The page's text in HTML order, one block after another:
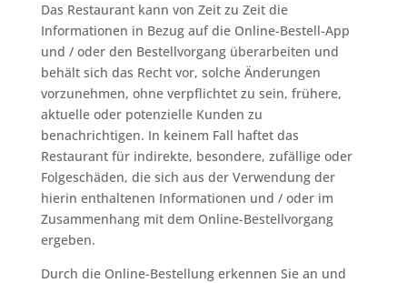
Das Restaurant kann von Zeit zu Zeit die
Informationen in Bezug auf die Online-Bestell-App
und / oder den Bestellvorgang überarbeiten und
behält sich das Recht vor, solche Änderungen
vorzunehmen, ohne verpflichtet zu sein, frühere,
aktuelle oder potenzielle Kunden zu
benachrichtigen. In keinem Fall haftet das
Restaurant für indirekte, besondere, zufällige oder
Folgeschäden, die sich aus der Verwendung der
hierin enthaltenen Informationen und / oder im
Zusammenhang mit dem Online-Bestellvorgang
ergeben.
Durch die Online-Bestellung erkennen Sie an und